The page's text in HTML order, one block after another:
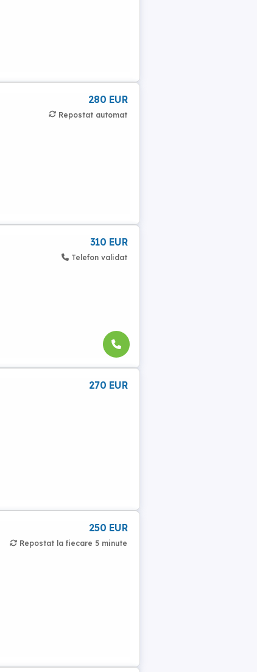
280 EUR
Repostat automat
310 EUR
Telefon validat
270 EUR
250 EUR
Repostat la fiecare 5 minute